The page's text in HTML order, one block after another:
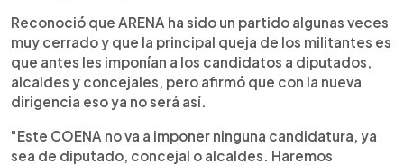
Reconoció que ARENA ha sido un partido algunas veces
muy cerrado y que la principal queja de los militantes es
que antes les imponían a los candidatos a diputados,
alcaldes y concejales, pero afirmó que con la nueva
dirigencia eso ya no será así.
"Este COENA no va a imponer ninguna candidatura, ya
sea de diputado, concejal o alcaldes. Haremos